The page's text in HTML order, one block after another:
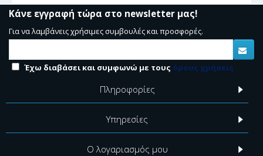
Κάνε εγγραφή τώρα στο newsletter μας!
Για να λαμβάνεις χρήσιμες συμβουλές και προσφορές.
Έχω διαβάσει και συμφωνώ με τους όρους χρήσεις
Πληροφορίες
Υπηρεσίες
Ο λογαριασμός μου